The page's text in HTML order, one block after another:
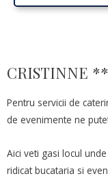
CRISTINNE
Pentru servicii de
de evenimente ne
Aici veti gasi locul
ridicat bucataria si